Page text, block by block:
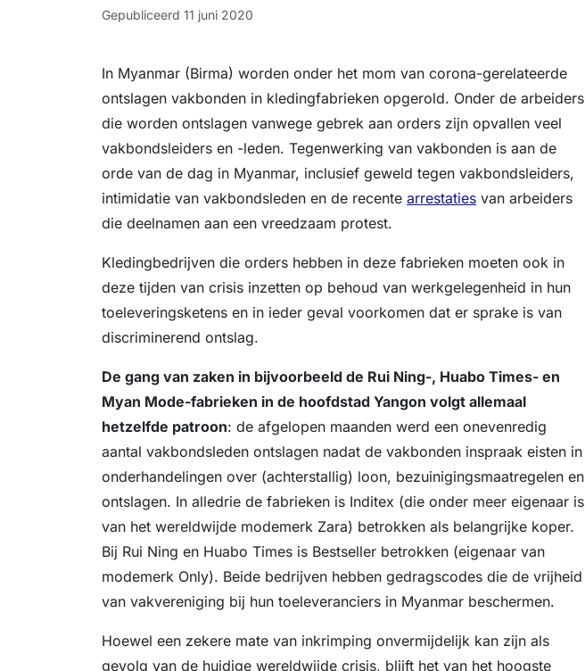
Gepubliceerd 11 juni 2020
In Myanmar (Birma) worden onder het mom van corona-gerelateerde
ontslagen vakbonden in kledingfabrieken opgerold. Onder de arbeiders
die worden ontslagen vanwege gebrek aan orders zijn opvallen veel
vakbondsleiders en -leden. Tegenwerking van vakbonden is aan de
orde van de dag in Myanmar, inclusief geweld tegen vakbondsleiders,
intimidatie van vakbondsleden en de recente arrestaties van arbeiders
die deelnamen aan een vreedzaam protest.
Kledingbedrijven die orders hebben in deze fabrieken moeten ook in
deze tijden van crisis inzetten op behoud van werkgelegenheid in hun
toeleveringsketens en in ieder geval voorkomen dat er sprake is van
discriminerend ontslag.
De gang van zaken in bijvoorbeeld de Rui Ning-, Huabo Times- en
Myan Mode-fabrieken in de hoofdstad Yangon volgt allemaal
hetzelfde patroon: de afgelopen maanden werd een onevenredig
aantal vakbondsleden ontslagen nadat de vakbonden inspraak eisten in
onderhandelingen over (achterstallig) loon, bezuinigingsmaatregelen en
ontslagen. In alledrie de fabrieken is Inditex (die onder meer eigenaar is
van het wereldwijde modemerk Zara) betrokken als belangrijke koper.
Bij Rui Ning en Huabo Times is Bestseller betrokken (eigenaar van
modemerk Only). Beide bedrijven hebben gedragscodes die de vrijheid
van vakvereniging bij hun toeleveranciers in Myanmar beschermen.
Hoewel een zekere mate van inkrimping onvermijdelijk kan zijn als
gevolg van de huidige wereldwijde crisis, blijft het van het hoogste